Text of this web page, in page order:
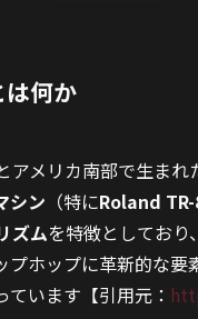
は何か
アメリカ南部で生まれ
シン （特にRoland
ズムを特徴としており、
ホップに革新的な要
ています【引用元：